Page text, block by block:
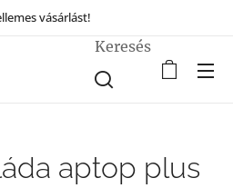
vásárlást!
Keresés
aptop plus